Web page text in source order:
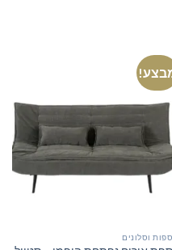
ספות וסלונים